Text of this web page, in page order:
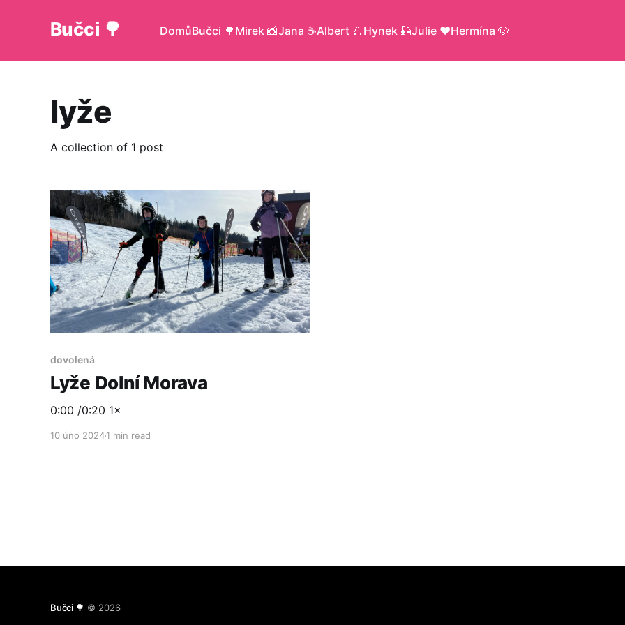
Bučci 🌳 DomůBučci 🌳 Mirek 📸Jana ☕️Albert 🛴Hynek 🎣Julie ♥️Hermína 🐶
lyže
A collection of 1 post
dovolená
Lyže Dolní Morava
0:00 /0:20 1×
10 úno 20241 min read
Bučci 🌳 © 2026